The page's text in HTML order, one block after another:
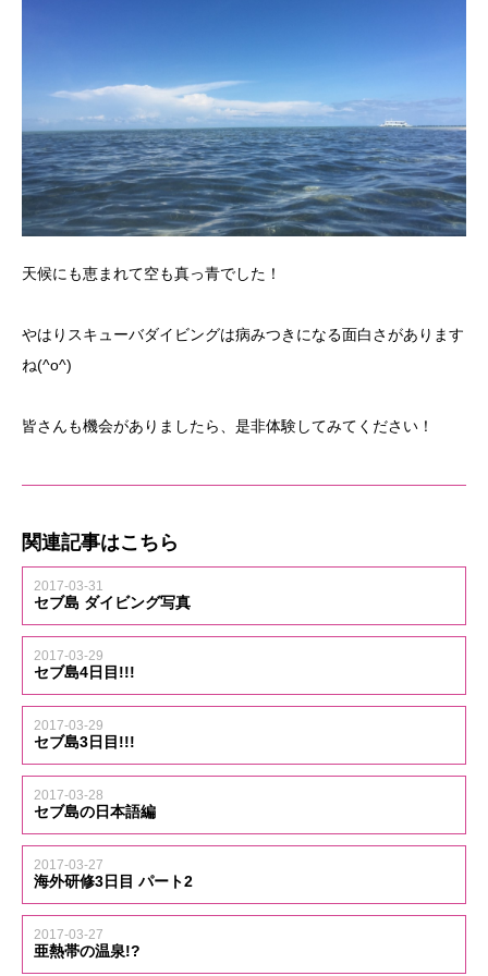
天候にも恵まれて空も真っ青でした！
やはりスキューバダイビングは病みつきになる面白さがあります
ね(^o^)
皆さんも機会がありましたら、是非体験してみてください！
関連記事はこちら
2017-03-31
セブ島 ダイビング写真
2017-03-29
セブ島4日目!!!
2017-03-29
セブ島3日目!!!
2017-03-28
セブ島の日本語編
2017-03-27
海外研修3日目 パート2
2017-03-27
亜熱帯の温泉!?